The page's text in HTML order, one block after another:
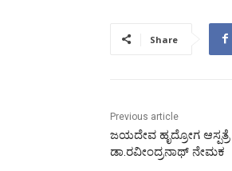
Share
Previous article
ಜಯದೇವ ಹೃದ್ರೋಗ ಆಸ್ಪತ್ರೆ
ಡಾ.ರವೀಂದ್ರನಾಥ್ ನೇಮಕ